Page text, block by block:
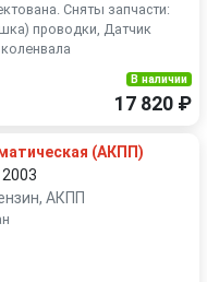
Сняты запчасти:
проводки, Датчик
В наличии
17 820 ₽
(АКПП)
АКПП